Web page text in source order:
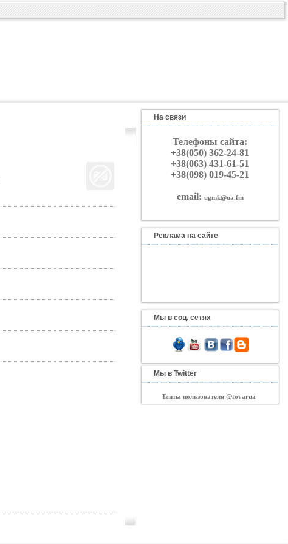
На связи
Телефоны сайта:
+38(050) 362-24-81
+38(063) 431-61-51
+38(098) 019-45-21
email: ugmk@ua.fm
Реклама на сайте
Мы в соц. сетях
Мы в Twitter
Твиты пользователя @tovarua